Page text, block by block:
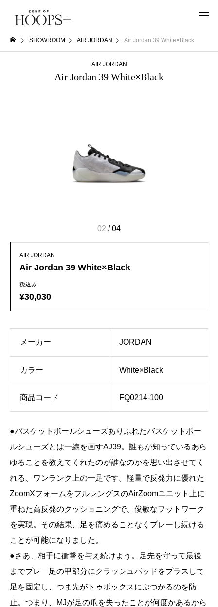
SHOWROOM AIR JORDAN Air Jordan 39 White×Black
AIR JORDAN
Air Jordan 39 White×Black
02 /04
AIR JORDAN
Air Jordan 39 White×Black
税込み
¥30,030
メーカー JORDAN
カラー White×Black
商品コード FQ0214-100
●バスケットボールシューズありふれたバスケットボー
ルシューズとは一線を画すAJ39。誰もが知っているあら
ゆることを教えてくれたのが誰なのかを思い出させてく
れる、ワンランク上の一足です。軽量で反発力に優れた
ZoomXフォームをフルレングスのAirZoomユニット上に
重ねた高反発のクッショニングで、俊敏なフットワーク
を実現。その結果、足を痛めることなくプレーし続ける
ことが可能になりました。
●さあ、相手に衝撃を与え続けよう。足先を守って最後
までプレー足の甲部分にクラッシュパッドをプラスして
足を固定し、つま先がトゥボックスにぶつかるのを防
止。つまり、MJが足の爪を失ったことが何度かあるから